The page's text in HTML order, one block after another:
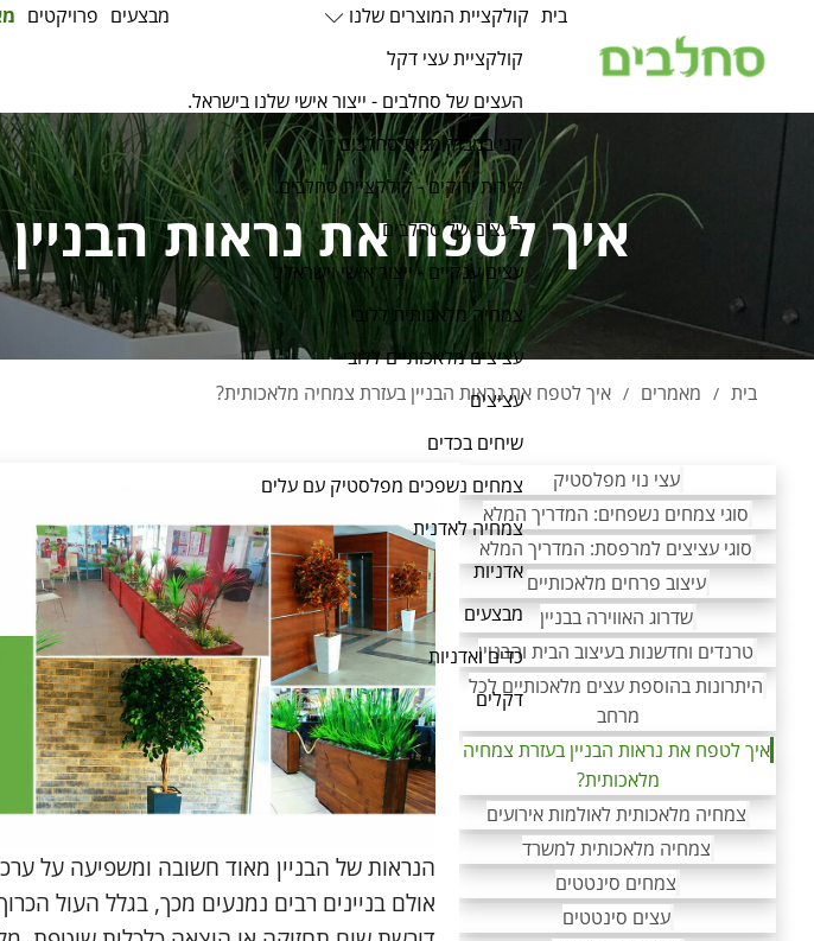
בית קולקציית המוצרים שלנו
קולקציית עצי דקל
העצים של סחלבים - ייצור אישי שלנו בישראל.
קני במבוק מבית סחלבים
קירות ירוקים - קולקציית סחלבים.
העצים של סחלבים
עצים ענקיים - ייצור אישי וישראלי.
צמחיה מלאכותית ללובי
עציצים מלאכותיים ללובי
עציצים
שיחים בכדים
צמחים נשפכים מפלסטיק עם עלים
צמחיה לאדנית
אדניות
מבצעים
כדים ואדניות
דקלים
מבצעים פרויקטים
איך לטפח את נראות
בית / מאמרים / איך לטפח את נראות הבניין בעזרת צמחיה מלאכותית?
עצי נוי מפלסטיק
סוגי צמחים נשפחים: המדריך המלא
סוגי עציצים למרפסת: המדריך המלא
עיצוב פרחים מלאכותיים
שדרוג האווירה בבניין
טרנדים וחדשנות בעיצוב הבית והבניין
היתרונות בהוספת עצים מלאכותיים לכל
מרחב
איך לטפח את נראות הבניין בעזרת צמחיה
מלאכותית?
צמחיה מלאכותית לאולמות אירועים
צמחיה מלאכותית למשרד
צמחים סינטטים
עצים סינטטים
הנראות של הבניין מאוד חשובה ומשפיעה על
אולם בניינים רבים נמנעים מכך, בגלל העול